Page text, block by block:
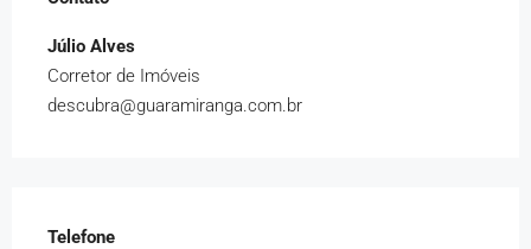
Júlio Alves
Corretor de Imóveis
descubra@guaramiranga.com.br
Telefone